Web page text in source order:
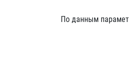
По данным